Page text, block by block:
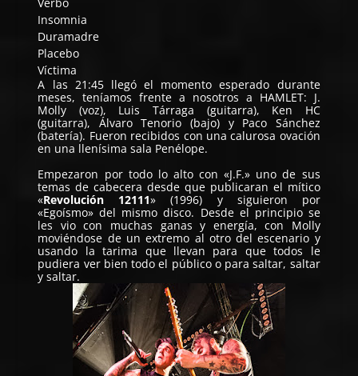
Insomnia
Duramadre
Placebo
Víctima
A las 21:45 llegó el momento esperado durante
meses, teníamos frente a nosotros a HAMLET: J.
Molly (voz), Luis Tárraga (guitarra), Ken HC
(guitarra), Álvaro Tenorio (bajo) y Paco Sánchez
(batería). Fueron recibidos con una calurosa ovación
en una llenísima sala Penélope.
Empezaron por todo lo alto con «J.F.» uno de sus
temas de cabecera desde que publicaran el mítico
«Revolución 12111» (1996) y siguieron por
«Egoísmo» del mismo disco. Desde el principio se
les vio con muchas ganas y energía, con Molly
moviéndose de un extremo al otro del escenario y
usando la tarima que llevan para que todos le
pudiera ver bien todo el público o para saltar, saltar
y saltar.